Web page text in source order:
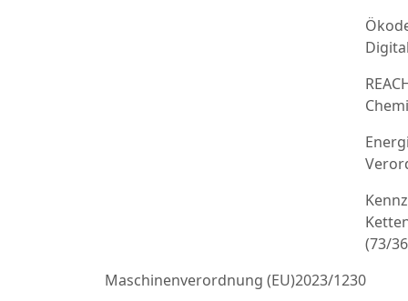
(73/
Maschinenverordnung (EU)2023/1230